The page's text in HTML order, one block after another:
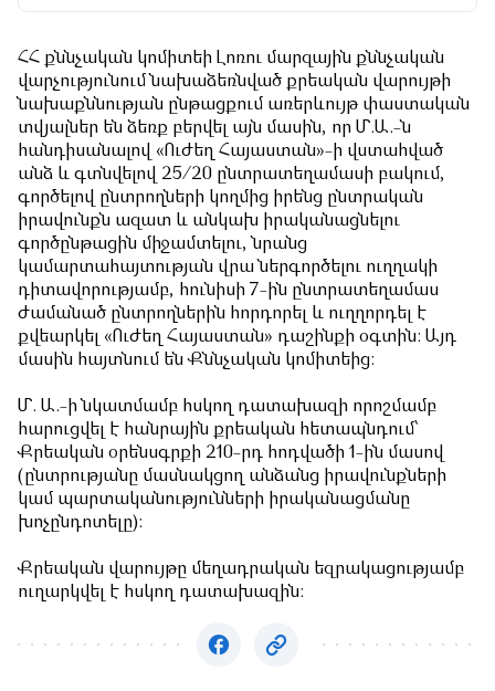
ՀՀ քննչական կոմիտեի Լոռու մարզային քննչական
վարչությունում նախաձեռնված քրեական վարույթի
նախաքննության ընթացքում առերևույթ փաստական
տվյալներ են ձեռք բերվել այն մասին, որ Մ.Ա.-ն
հանդիսանալով «Ուժեղ Հայաստան»-ի վստահված
անձ և գտնվելով 25/20 ընտրատեղամասի բակում,
գործելով ընտրողների կողմից իրենց ընտրական
իրավունքն ազատ և անկախ իրականացնելու
գործընթացին միջամտելու, նրանց
կամարտահայտության վրա ներգործելու ուղղակի
դիտավորությամբ, հունիսի 7-ին ընտրատեղամաս
ժամանած ընտրողներին հորդորել և ուղղորդել է
քվեարկել «Ուժեղ Հայաստան» դաշինքի օգտին: Այդ
մասին հայտնում են Քննչական կոմիտեից:
Մ. Ա.-ի նկատմամբ հսկող դատախազի որոշմամբ
հարուցվել է հանրային քրեական հետապնդում՝
Քրեական օրենսգրքի 210-րդ հոդվածի 1-ին մասով
(ընտրությանը մասնակցող անձանց իրավունքների
կամ պարտականությունների իրականացմանը
խոչընդոտելը):
Քրեական վարույթը մեղադրական եզրակացությամբ
ուղարկվել է հսկող դատախազին: